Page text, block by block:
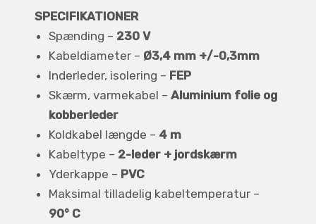
SPECIFIKATIONER
Spænding – 230 V
Kabeldiameter – Ø3,4 mm +/-0,3mm
Inderleder, isolering – FEP
Skærm, varmekabel – Aluminium folie og
kobberleder
Koldkabel længde – 4 m
Kabeltype – 2-leder + jordskærm
Yderkappe – PVC
Maksimal tilladelig kabeltemperatur –
90° C